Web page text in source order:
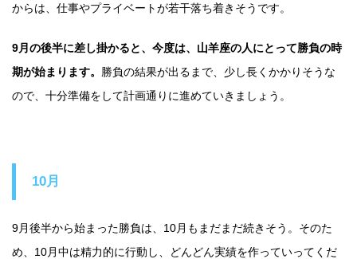
からは、仕事やプライベートが若干落ち着きそうです。
9月の後半に差し掛かると、今度は、山羊座の人にとって勝負の時
期が始まります。 勝負の結果が出るまで、少し長くかかりそうな
ので、十分準備をして計画通りに進めていきましょう。
10月
9月後半から始まった勝負は、10月もまだまだ続きそう。そのた
め、10月中は精力的に行動し、どんどん実績を作っていってくだ